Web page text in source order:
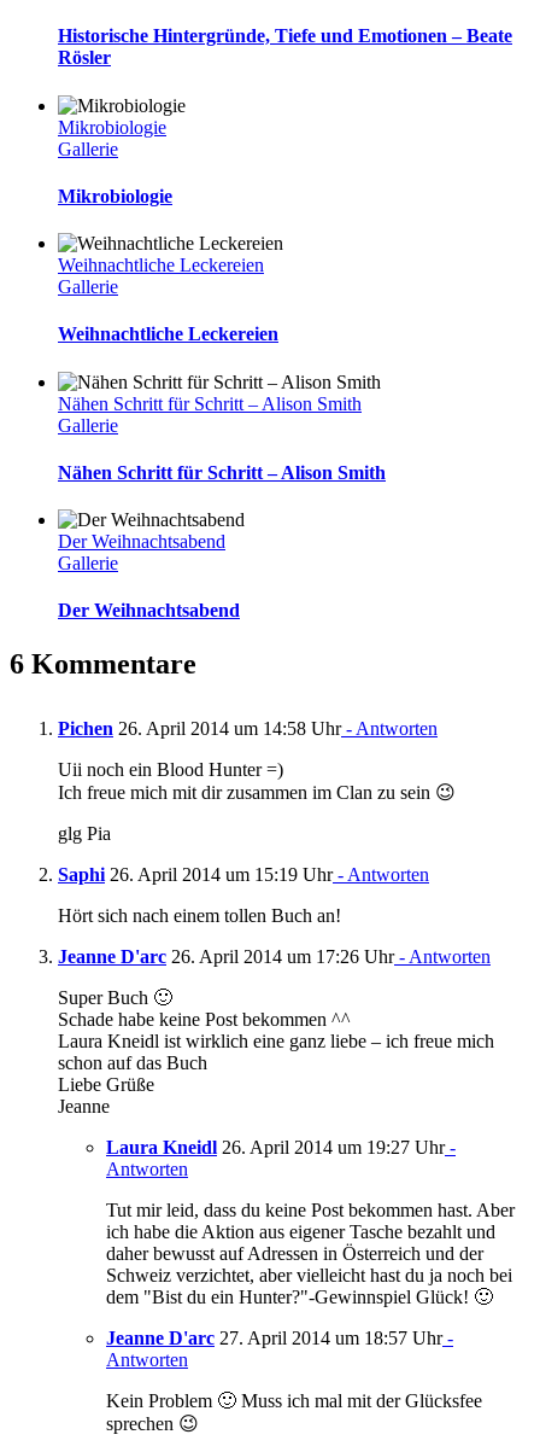
Historische Hintergründe, Tiefe und Emotionen – Beate
Rösler
Mikrobiologie
Gallerie
Mikrobiologie
Weihnachtliche Leckereien
Gallerie
Weihnachtliche Leckereien
Nähen Schritt für Schritt – Alison Smith
Gallerie
Nähen Schritt für Schritt – Alison Smith
Der Weihnachtsabend
Gallerie
Der Weihnachtsabend
6 Kommentare
Pichen 26. April 2014 um 14:58 Uhr- Antworten
Uii noch ein Blood Hunter =)
Ich freue mich mit dir zusammen im Clan zu sein 😉
glg Pia
Saphi 26. April 2014 um 15:19 Uhr- Antworten
Hört sich nach einem tollen Buch an!
Jeanne D'arc 26. April 2014 um 17:26 Uhr- Antworten
Super Buch 🙂
Schade habe keine Post bekommen ^^
Laura Kneidl ist wirklich eine ganz liebe – ich freue mich
schon auf das Buch
Liebe Grüße
Jeanne
Laura Kneidl 26. April 2014 um 19:27 Uhr-
Antworten
Tut mir leid, dass du keine Post bekommen hast. Aber
ich habe die Aktion aus eigener Tasche bezahlt und
daher bewusst auf Adressen in Österreich und der
Schweiz verzichtet, aber vielleicht hast du ja noch bei
dem "Bist du ein Hunter?"-Gewinnspiel Glück! 🙂
Jeanne D'arc 27. April 2014 um 18:57 Uhr-
Antworten
Kein Problem 🙂 Muss ich mal mit der Glücksfee
sprechen 😉